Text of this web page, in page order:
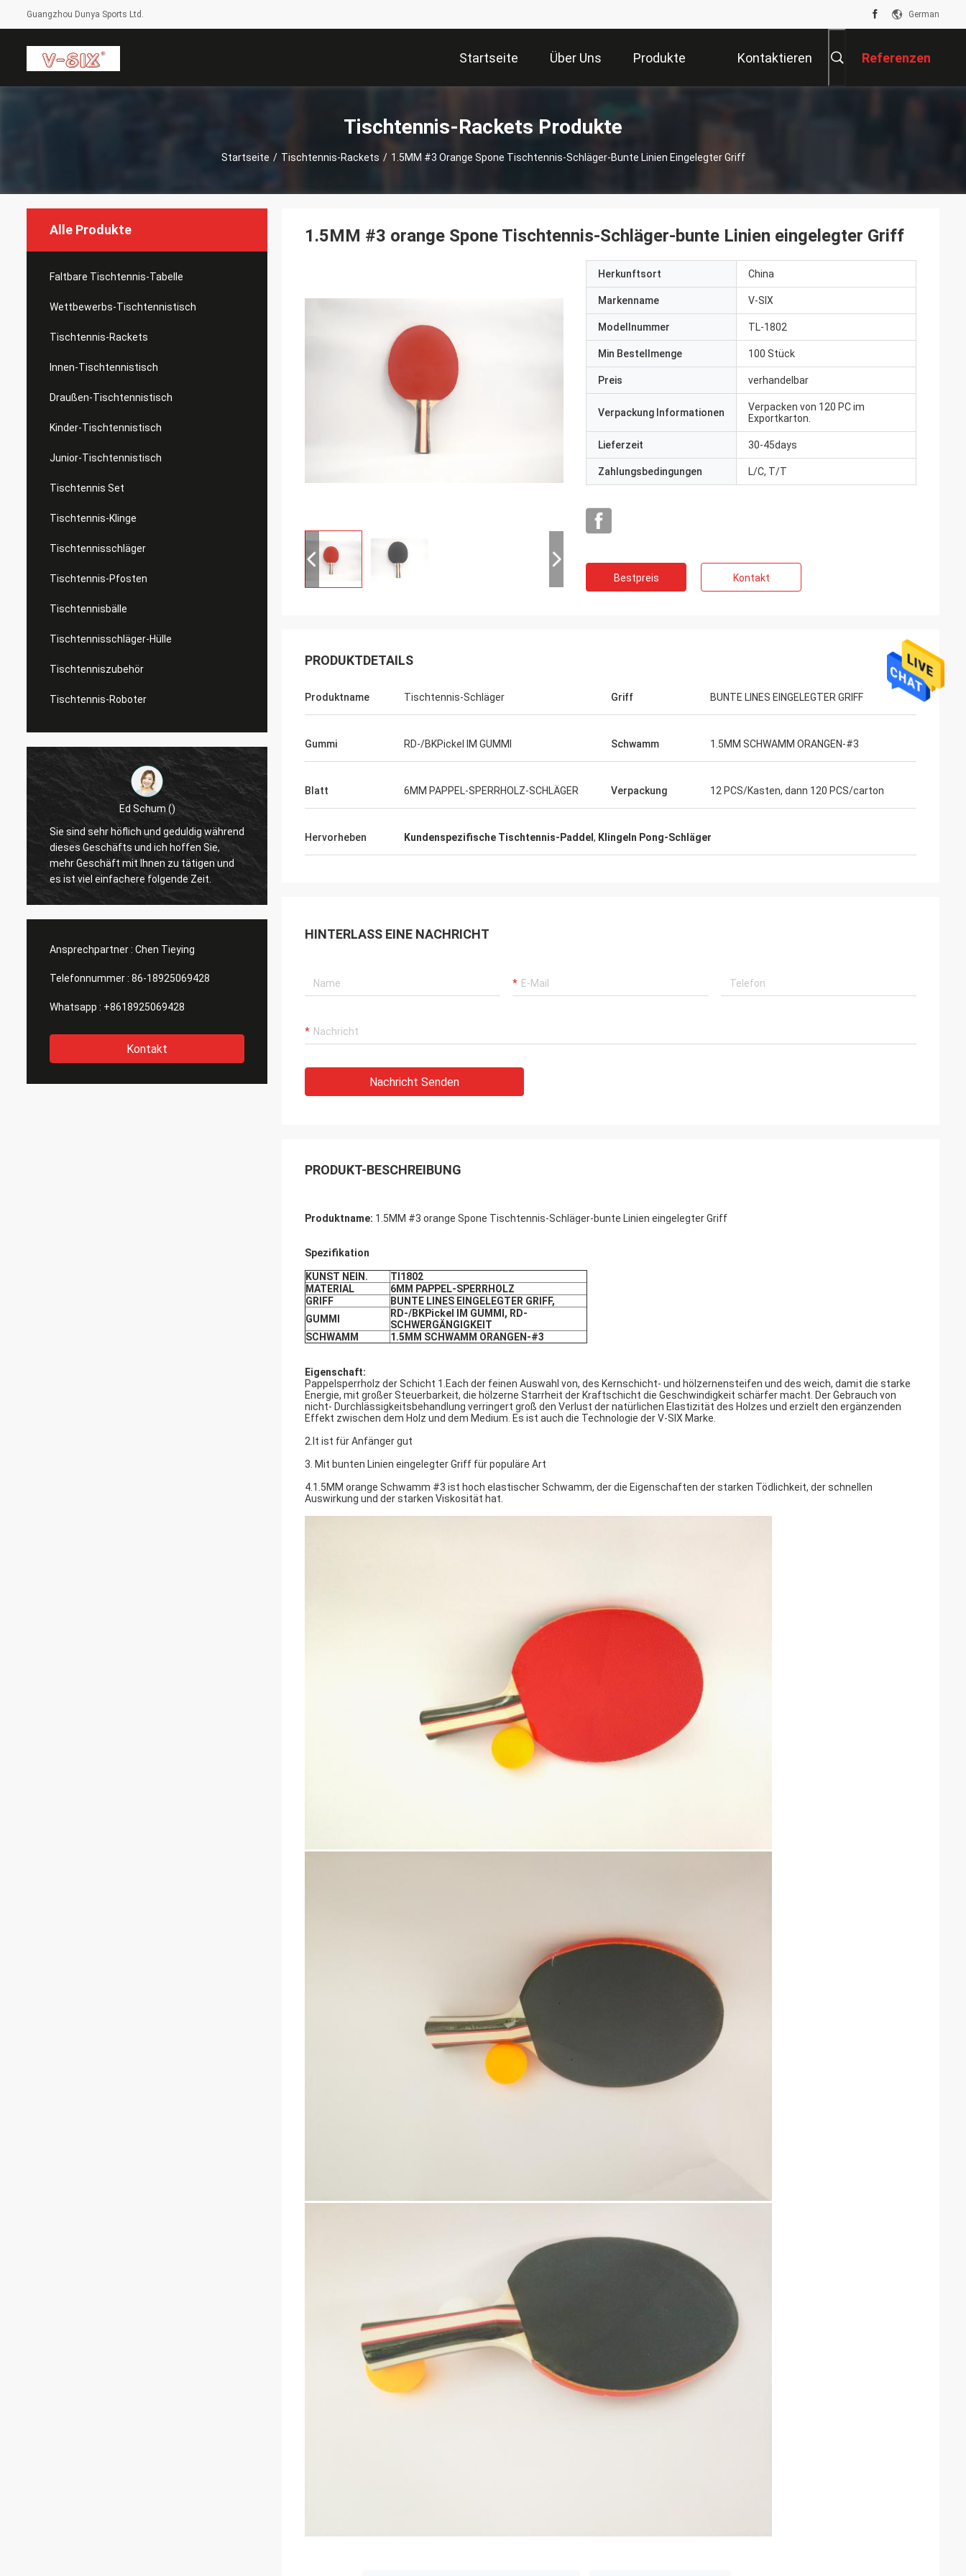
Guangzhou Dunya Sports Ltd. German
Startseite Über Uns Produkte Kontaktieren Referenzen
Tischtennis-Rackets Produkte
Startseite / Tischtennis-Rackets / 1.5MM #3 Orange Spone Tischtennis-Schläger-Bunte Linien Eingelegter Griff
Alle Produkte
Faltbare Tischtennis-Tabelle
Wettbewerbs-Tischtennistisch
Tischtennis-Rackets
Innen-Tischtennistisch
Draußen-Tischtennistisch
Kinder-Tischtennistisch
Junior-Tischtennistisch
Tischtennis Set
Tischtennis-Klinge
Tischtennisschläger
Tischtennis-Pfosten
Tischtennisbälle
Tischtennisschläger-Hülle
Tischtenniszubehör
Tischtennis-Roboter
Ed Schum ()
Sie sind sehr höflich und geduldig während
dieses Geschäfts und ich hoffen Sie,
mehr Geschäft mit Ihnen zu tätigen und
es ist viel einfachere folgende Zeit.
Hallo, KENHO Es scheint, dass wir ein
Feedback mit WhatsApp-Bällen sind sehr
Danke für gute Qualität und Versand
rechtzeitig zu unseren Tabellen und
Ansprechpartner : Chen Tieying
Telefonnummer : 86-18925069428
Whatsapp : +8618925069428
Kontakt
1.5MM #3 orange Spone Tischtennis-Schläger-bunte Linien eingelegter Griff
Herkunftsort China
Markenname V-SIX
Modellnummer TL-1802
Min Bestellmenge 100 Stück
Preis verhandelbar
Verpackung Informationen
Verpacken von 120 PC im
Exportkarton.
Lieferzeit 30-45days
Zahlungsbedingungen L/C, T/T
Bestpreis Kontakt
PRODUKTDETAILS
Produktname Tischtennis-Schläger Griff BUNTE LINES EINGELEGTER GRIFF
Gummi RD-/BKPickel IM GUMMI Schwamm 1.5MM SCHWAMM ORANGEN-#3
Blatt 6MM PAPPEL-SPERRHOLZ-SCHLÄGER Verpackung 12 PCS/Kasten, dann 120 PCS/carton
Hervorheben Kundenspezifische Tischtennis-Paddel , Klingeln Pong-Schläger
HINTERLASS EINE NACHRICHT
Nachricht Senden
PRODUKT-BESCHREIBUNG
Produktname: 1.5MM #3 orange Spone Tischtennis-Schläger-bunte Linien eingelegter Griff
Spezifikation
KUNST NEIN.
Tl1802
MATERIAL
6MM PAPPEL-SPERRHOLZ
GRIFF
BUNTE LINES EINGELEGTER GRIFF,
GUMMI
RD-/BKPickel IM GUMMI, RD-
SCHWERGÄNGIGKEIT
SCHWAMM
1.5MM SCHWAMM ORANGEN-#3
Eigenschaft:
Pappelsperrholz der Schicht 1.Each der feinen Auswahl von, des Kernschicht- und hölzernensteifen und des weich, damit die starke
Energie, mit großer Steuerbarkeit, die hölzerne Starrheit der Kraftschicht die Geschwindigkeit schärfer macht. Der Gebrauch von
nicht- Durchlässigkeitsbehandlung verringert groß den Verlust der natürlichen Elastizität des Holzes und erzielt den ergänzenden
Effekt zwischen dem Holz und dem Medium. Es ist auch die Technologie der V-SIX Marke.
2.It ist für Anfänger gut
3. Mit bunten Linien eingelegter Griff für populäre Art
4.1.5MM orange Schwamm #3 ist hoch elastischer Schwamm, der die Eigenschaften der starken Tödlichkeit, der schnellen
Auswirkung und der starken Viskosität hat.